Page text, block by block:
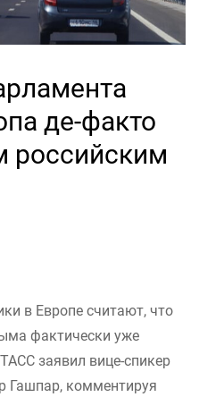
де-факто
российским
в Европе считают, что
фактически уже
заявил вице-спикер
Гашпар, комментируя